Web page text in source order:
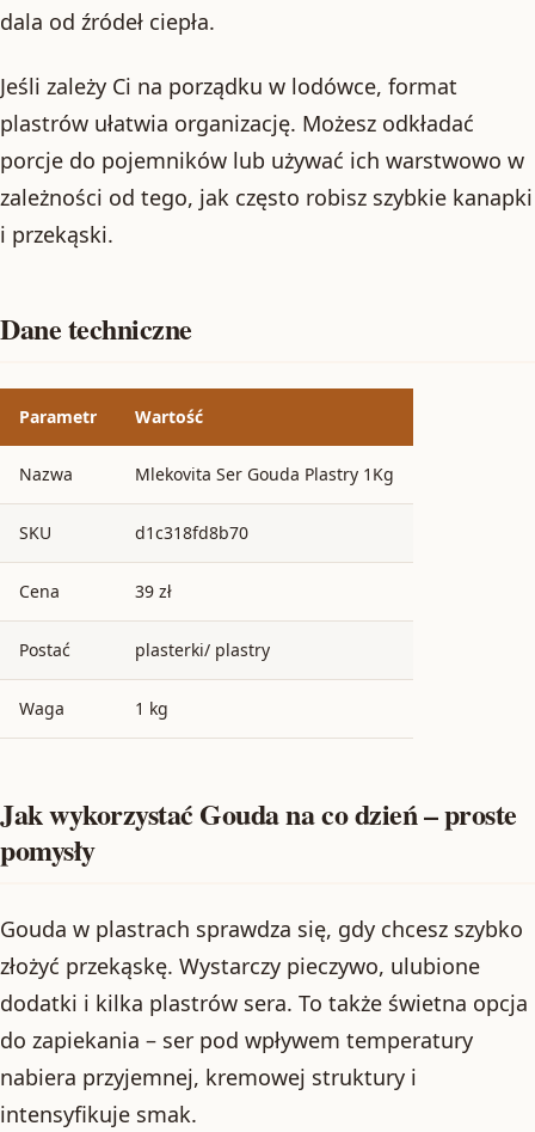
dala od źródeł ciepła.
Jeśli zależy Ci na porządku w lodówce, format
plastrów ułatwia organizację. Możesz odkładać
porcje do pojemników lub używać ich warstwowo w
zależności od tego, jak często robisz szybkie kanapki
i przekąski.
Dane techniczne
Parametr Wartość
Nazwa Mlekovita Ser Gouda Plastry 1Kg
SKU d1c318fd8b70
Cena 39 zł
Postać plasterki/ plastry
Waga 1 kg
Jak wykorzystać Gouda na co dzień – proste
pomysły
Gouda w plastrach sprawdza się, gdy chcesz szybko
złożyć przekąskę. Wystarczy pieczywo, ulubione
dodatki i kilka plastrów sera. To także świetna opcja
do zapiekania – ser pod wpływem temperatury
nabiera przyjemnej, kremowej struktury i
intensyfikuje smak.